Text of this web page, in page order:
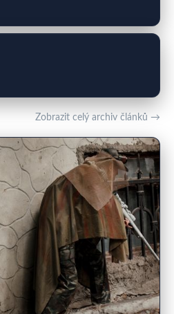
Zobrazit celý archiv článků →